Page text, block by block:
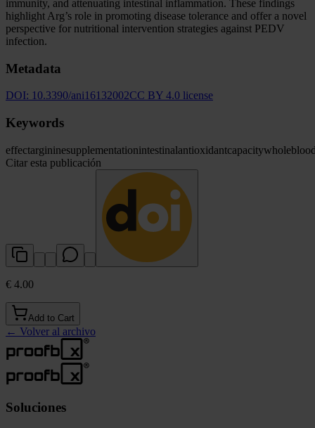
immunity, and attenuating intestinal inflammation. These findings
highlight Arg’s role in promoting disease tolerance and offer a novel
perspective for nutritional intervention strategies against PEDV
infection.
Metadata
DOI: 10.3390/ani16132002CC BY 4.0 license
Keywords
effectargininesupplementationintestinalantioxidantcapacitywhole
Citar esta publicación
€ 4.00
Add to Cart
← Volver al archivo
Soluciones